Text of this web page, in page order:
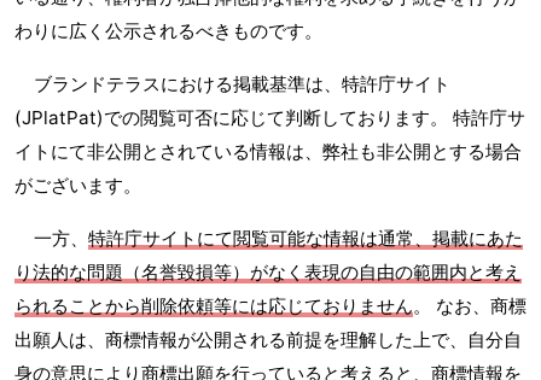
わりに広く公示されるべきものです。
ブランドテラスにおける掲載基準は、特許庁サイト
(JPlatPat)での閲覧可否に応じて判断しております。 特許庁サ
イトにて非公開とされている情報は、弊社も非公開とする場合
がございます。
一方、 特許庁サイトにて閲覧可能な情報は通常、掲載にあた
り法的な問題（名誉毀損等）がなく表現の自由の範囲内と考え
られることから削除依頼等には応じておりません。 なお、商標
出願人は、商標情報が公開される前提を理解した上で、自分自
身の意思により商標出願を行っていると考えると、商標情報を